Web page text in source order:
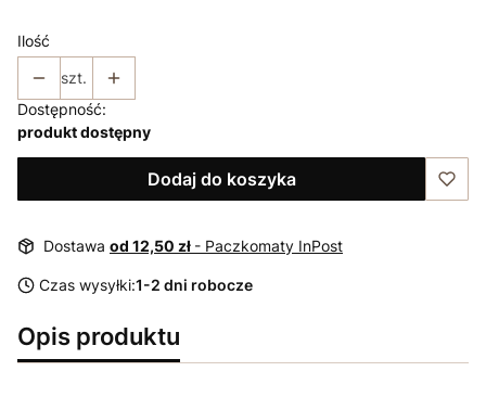
Ilość
szt.
Dostępność:
produkt dostępny
Dodaj do koszyka
Dostawa od 12,50 zł - Paczkomaty InPost
Czas wysyłki:1-2 dni robocze
Opis produktu